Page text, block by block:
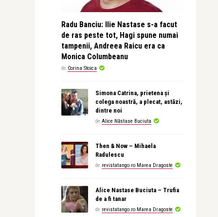
Radu Banciu: Ilie Nastase s-a facut
de ras peste tot, Hagi spune numai
tampenii, Andreea Raicu era ca
Monica Columbeanu
de Corina Stoica
Simona Catrina, prietena și
colega noastră, a plecat, astăzi,
dintre noi
de Alice Năstase Buciuta
Then & Now – Mihaela
Radulescu
de revistatango.ro Marea Dragoste
Alice Nastase Buciuta – Trufia
de a fi tanar
de revistatango.ro Marea Dragoste